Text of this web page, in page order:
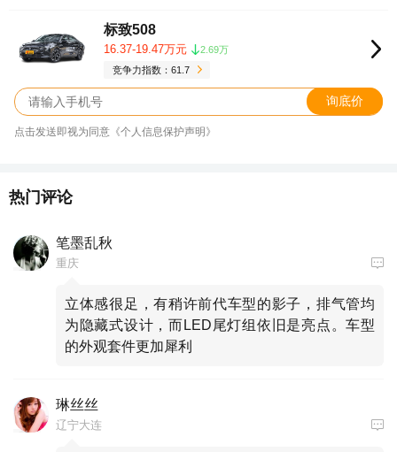
标致508
16.37-19.47万元
2.69万
竞争力指数：61.7
询底价
点击发送即视为同意《个人信息保护声明》
热门评论
笔墨乱秋
重庆
立体感很足，有稍许前代车型的影子，排气管均
为隐藏式设计，而LED尾灯组依旧是亮点。车型
的外观套件更加犀利
琳丝丝
辽宁大连